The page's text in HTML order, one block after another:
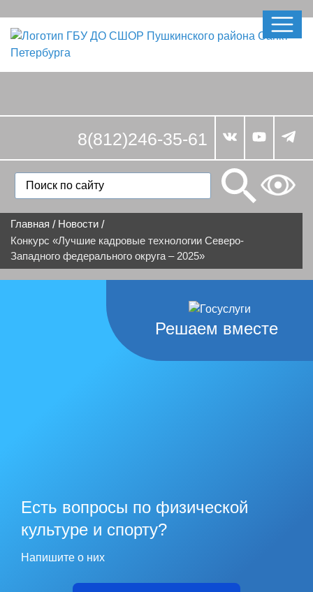
8(812)246-35-61
Главная / Новости /
Конкурс «Лучшие кадровые технологии Северо-
Западного федерального округа – 2025»
Решаем вместе
Есть вопросы по физической
культуре и спорту?
Напишите о них